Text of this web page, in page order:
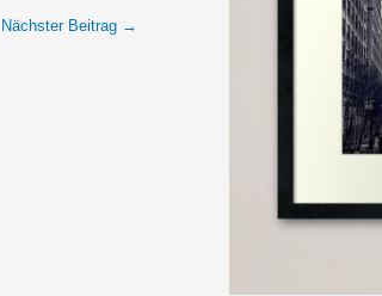
Nächster Beitrag →